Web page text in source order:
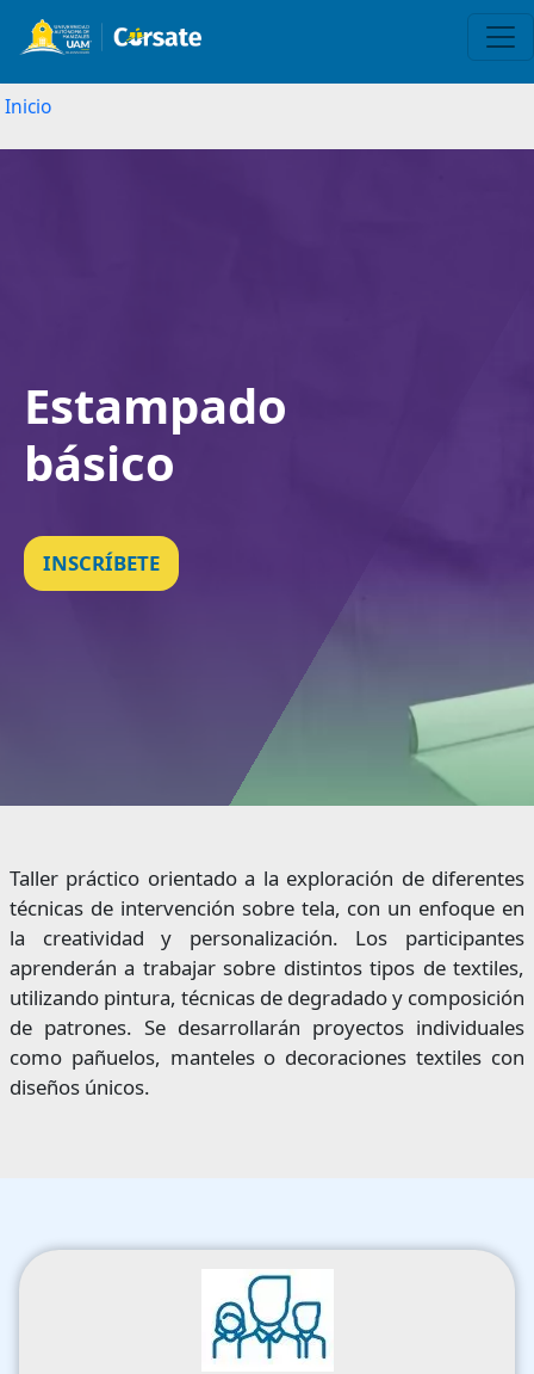
Inicio
Estampado
básico
INSCRÍBETE
Taller práctico orientado a la exploración de diferentes
técnicas de intervención sobre tela, con un enfoque en
la creatividad y personalización. Los participantes
aprenderán a trabajar sobre distintos tipos de textiles,
utilizando pintura, técnicas de degradado y composición
de patrones. Se desarrollarán proyectos individuales
como pañuelos, manteles o decoraciones textiles con
diseños únicos.